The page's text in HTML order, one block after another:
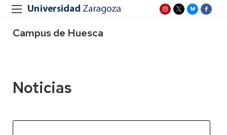
Campus de Huesca
Noticias